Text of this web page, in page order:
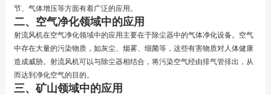
节、气体增压等方面有着广泛的应用。
二、空气净化领域中的应用
射流风机在空气净化领域中的应用主要在于除尘器中的气体净化设备。空气
中存在大量的污染物质，如灰尘、烟雾、细菌等，这些有害物质对人体健康
造成威胁。射流风机可以与除尘器相结合，将污染空气经由排气管排出，从
而达到净化空气的目的。
三、矿山领域中的应用